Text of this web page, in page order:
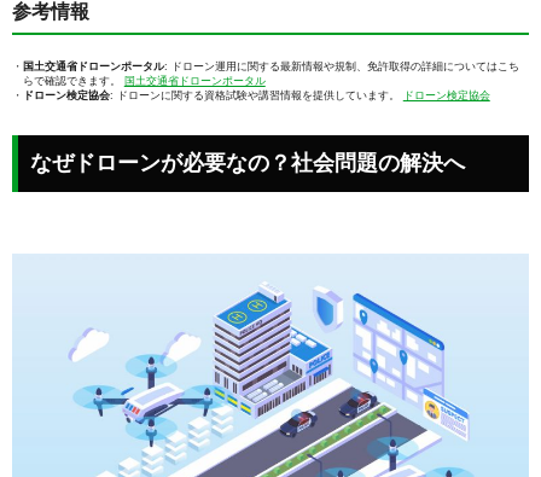
参考情報
国土交通省ドローンポータル: ドローン運用に関する最新情報や規制、免許取得の詳細についてはこち
らで確認できます。
国土交通省ドローンポータル
ドローン検定協会: ドローンに関する資格試験や講習情報を提供しています。 ドローン検定協会
なぜドローンが必要なの？社会問題の解決へ